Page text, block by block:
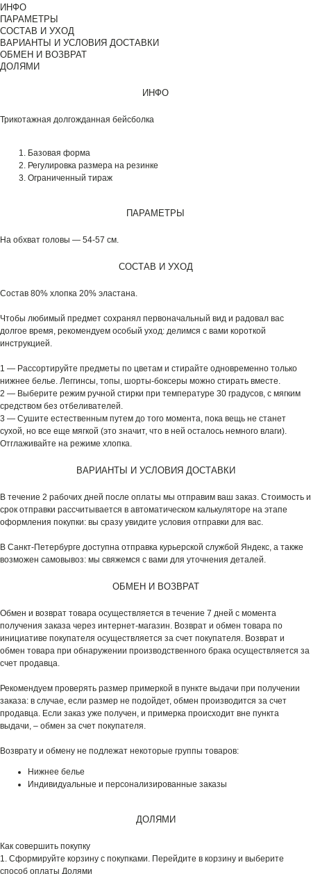
ИНФО
ПАРАМЕТРЫ
СОСТАВ И УХОД
ВАРИАНТЫ И УСЛОВИЯ ДОСТАВКИ
ОБМЕН И ВОЗВРАТ
ДОЛЯМИ
ИНФО
Трикотажная долгожданная бейсболка
Базовая форма
Регулировка размера на резинке
Ограниченный тираж
ПАРАМЕТРЫ
На обхват головы — 54-57 см.
СОСТАВ И УХОД
Состав 80% хлопка 20% эластана.
Чтобы любимый предмет сохранял первоначальный вид и радовал вас
долгое время, рекомендуем особый уход: делимся с вами короткой
инструкцией.
1 — Рассортируйте предметы по цветам и стирайте одновременно только
нижнее белье. Леггинсы, топы, шорты-боксеры можно стирать вместе.
2 — Выберите режим ручной стирки при температуре 30 градусов, с мягким
средством без отбеливателей.
3 — Сушите естественным путем до того момента, пока вещь не станет
сухой, но все еще мягкой (это значит, что в ней осталось немного влаги).
Отглаживайте на режиме хлопка.
ВАРИАНТЫ И УСЛОВИЯ ДОСТАВКИ
В течение 2 рабочих дней после оплаты мы отправим ваш заказ. Стоимость и
срок отправки рассчитывается в автоматическом калькуляторе на этапе
оформления покупки: вы сразу увидите условия отправки для вас.
В Санкт-Петербурге доступна отправка курьерской службой Яндекс, а также
возможен самовывоз: мы свяжемся с вами для уточнения деталей.
ОБМЕН И ВОЗВРАТ
Обмен и возврат товара осуществляется в течение 7 дней с момента
получения заказа через интернет-магазин. Возврат и обмен товара по
инициативе покупателя осуществляется за счет покупателя. Возврат и
обмен товара при обнаружении производственного брака осуществляется за
счет продавца.
Рекомендуем проверять размер примеркой в пункте выдачи при получении
заказа: в случае, если размер не подойдет, обмен производится за счет
продавца. Если заказ уже получен, и примерка происходит вне пункта
выдачи, – обмен за счет покупателя.
Возврату и обмену не подлежат некоторые группы товаров:
Нижнее белье
Индивидуальные и персонализированные заказы
ДОЛЯМИ
Как совершить покупку
1. Сформируйте корзину с покупками. Перейдите в корзину и выберите
способ оплаты Долями